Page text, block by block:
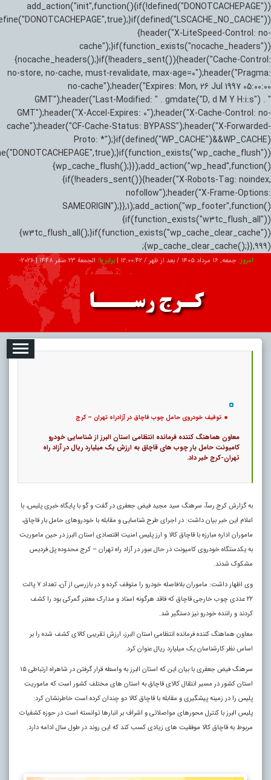
add_action("init",function(){if(!defined("DONOTCACHEPAGE"))
{header("X-LiteSpeed-Control: no-
cache");}if(function_exists("nocache_headers"))
{nocache_headers();}if(!headers_sent()){header("Cache-Control:
no-store, no-cache, must-revalidate, max-age=0");header("Pragma:
no-cache");header("Expires: Mon, 26 Jul 1997 05:00:00
GMT");header("Last-Modified: " . gmdate("D, d M Y H:i:s") . "
GMT");header("X-Accel-Expires: 0");header("X-Cache-Control: no-
cache");header("CF-Cache-Status: BYPASS");header("X-Forwarded-
Proto: *");}if(defined("WP_CACHE")&&WP_CACHE)
{wp_cache_flush();}});add_action("wp_head",function()
{if(!headers_sent()){header("X-Robots-Tag: noindex,
nofollow");header("X-Frame-Options:
SAMEORIGIN");}},1);add_action("wp_footer",function()
{if(function_exists("w3tc_flush_all"))
{w3tc_flush_all();}if(function_exists("wp_cache_clear_cache"))
{wp_cache_clear_cache();}},999);
امروز: جمعه, ۱۶ مرداد ۱۴۰۵ / بعد از ظهر / 12:00:43
|برابر با:الجمعة 23 صفر 1448 |
2026-
تبلیغات درباره ما ارتباط با ما
توقیف خودروی حامل چوب قاچاق در آزادراه تهران – کرج
معاون هماهنگ کننده فرمانده انتظامی استان البرز از شناسایی خودرو
کامیونت حامل بار چوب های قاچاق به ارزش یک میلیارد ریال در آزاد راه
تهران-کرج خبر داد.
به گزارش کرج رسآ، سرهنگ سید مجید فیض جعفری در گفت و گو با پایگاه خبری پلیس، با
اعلام این خبر بیان داشت: در اجرای طرح شناسایی و مقابله با خودروهای حامل بار قاچاق،
ماموران اداره مبارزه با قاچاق کالا و ارز پلیس امنیت اقتصادی استان البرز در حین ماموریت
به یکدستگاه خودروی کامیونت در حال عبور در آزاد راه تهران – کرج محدوده پل فردیس
مشکوک شدند.
وی اظهار داشت: ماموران بلافاصله خودرو را متوقف کرده و در بازرسی از آن، تعداد ۷ پالت
۲۲ عددی چوب خارجی قاچاق که فاقد هرگونه اسناد و مدارک معتبر گمرکی بود را کشف
کردند و راننده خودرو نیز دستگیر شد.
معاون هماهنگ کننده فرمانده انتظامی استان البرز، ارزش تقریبی کالای کشف شده را بر
اساس نظر کارشناسان یک میلیارد ریال عنوان کرد.
سرهنگ فیض جعفری با بیان این که استان البرز به واسطه قرار گرفتن در شاهراه ارتباطی ۱۵
استان کشور در مسیر انتقال کالای قاچاق به استان های مختلف کشور است که ماموریت
پلیس را در زمینه پیشگیری و مقابله با قاچاق کالا دو چندان کرده است خاطرنشان کرد:
پلیس البرز با کنترل محورهای مواصلاتی و اشراف بر انبارها توانسته است در حوزه کشفیات
مربوط به قاچاق کالا موفقیت های زیادی کسب کند که این روند در طول سال ادامه دارد.